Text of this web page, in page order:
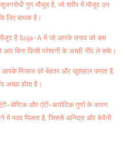
गुण मौजूद है, जो शरीर में मौजूद उन
लिए बाधक है।
है Soja-A में जो आपके तनाव को कम
बिना किसी परेशानी के अच्छी नींद ले सके।
आपके मिजाज को बेहतर और खुशहाल करता है,
होता है।
सेप्टिक और एंटी-बायोटिक गुणों के कारण
में मदद मिलता है, जिससे अनिद्रा और बेचैनी